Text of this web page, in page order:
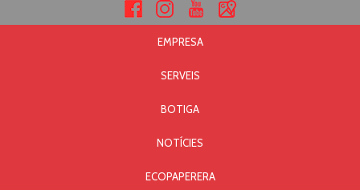
EMPRESA
SERVEIS
BOTIGA
NOTÍCIES
ECOPAPERERA